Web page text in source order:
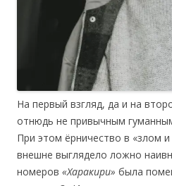
На первый взгляд, да и на
отнюдь не привычным
При этом ёрничество в «злом
внешне выглядело ложно
номеров «Харакири» была